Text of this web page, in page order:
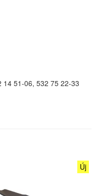
14 51-06, 532 75 22-33
Új